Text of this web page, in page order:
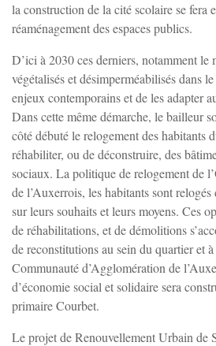
la construction de la cité scolaire se fera
réaménagement des espaces publics.
D’ici à 2030 ces derniers, notamment le
végétalisés et désimperméabilisés dans
enjeux contemporains et de les adapter
Dans cette même démarche, le bailleur
côté débuté le relogement des habitants
réhabiliter, ou de déconstruire, des
sociaux. La politique de relogement de
de l’Auxerrois, les habitants sont relogés
sur leurs souhaits et leurs moyens. Ces
de réhabilitations, et de démolitions
de reconstitutions au sein du quartier et
Communauté d’Agglomération de
d’économie social et solidaire sera
primaire Courbet.
Le projet de Renouvellement Urbain de